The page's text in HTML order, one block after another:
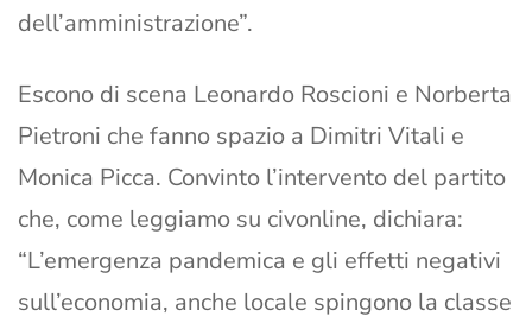
dell’amministrazione”.
Escono di scena Leonardo Roscioni e Norberta
Pietroni che fanno spazio a Dimitri Vitali e
Monica Picca. Convinto l’intervento del partito
che, come leggiamo su civonline, dichiara:
“L’emergenza pandemica e gli effetti negativi
sull’economia, anche locale spingono la classe